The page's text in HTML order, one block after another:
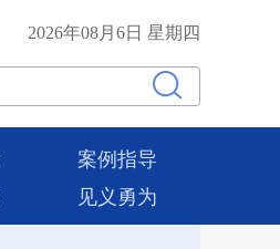
2026年08月6日 星期四
案例指导
见义勇为